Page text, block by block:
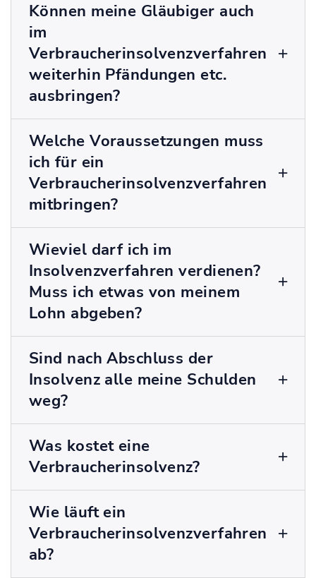
Können meine Gläubiger auch
im
Verbraucherinsolvenzverfahren
weiterhin Pfändungen etc.
ausbringen?
Welche Voraussetzungen muss
ich für ein
Verbraucherinsolvenzverfahren
mitbringen?
Wieviel darf ich im
Insolvenzverfahren verdienen?
Muss ich etwas von meinem
Lohn abgeben?
Sind nach Abschluss der
Insolvenz alle meine Schulden
weg?
Was kostet eine
Verbraucherinsolvenz?
Wie läuft ein
Verbraucherinsolvenzverfahren
ab?